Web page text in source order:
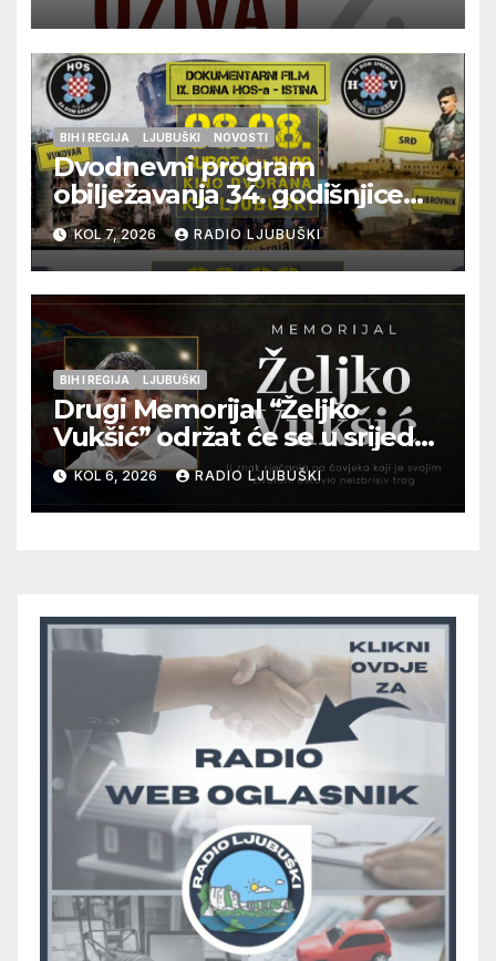
BIH I REGIJA LJUBUŠKI NOVOSTI
Dvodnevni program
obilježavanja 34. godišnjice
pogibije generala Blaža
Kraljevića i osmorice
pripadnika HOS-a
KOL 7, 2026 RADIO LJUBUŠKI
BIH I REGIJA LJUBUŠKI
Drugi Memorijal “Željko
Vukšić” održat će se u srijedu
12. kolovoza u Otoku
KOL 6, 2026 RADIO LJUBUŠKI